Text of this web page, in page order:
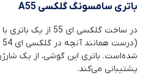
باتری سامسونگ گلکسی A55
پشتیبانی می‌کند.